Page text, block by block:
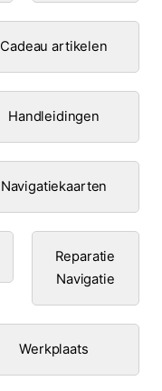
Cadeau artikelen
Handleidingen
Navigatiekaarten
Reparatie
Navigatie
Werkplaats